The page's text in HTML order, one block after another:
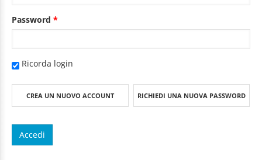
Password *
Ricorda login
CREA UN NUOVO ACCOUNT RICHIEDI UNA NUOVA PASSWORD